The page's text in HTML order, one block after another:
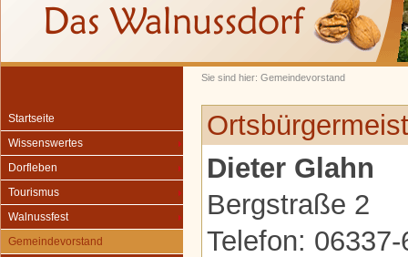
Sie sind hier: Gemeindevorstand
Startseite
Wissenswertes
Dorfleben
Tourismus
Walnussfest
Gemeindevorstand
Dieter Glahn
Bergstraße 2
Telefon: 06337-